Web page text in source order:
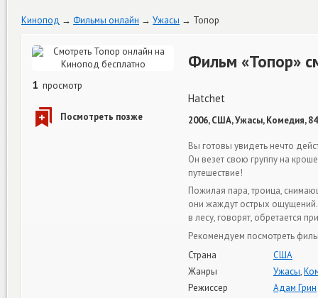
Кинопод Фильмы онлайн Ужасы Топор
1 просмотр
Фильм «Топор»
Hatchet
2006, США, Ужасы, Комедия,
Вы готовы увидеть нечто
Он везет свою группу на
путешествие!
Пожилая пара, троица,
они жаждут острых ощущений.
в лесу, говорят, обретается
Рекомендуем посмотреть
Страна
США
Жанры
Ужасы,
Режиссер
Адам Грин